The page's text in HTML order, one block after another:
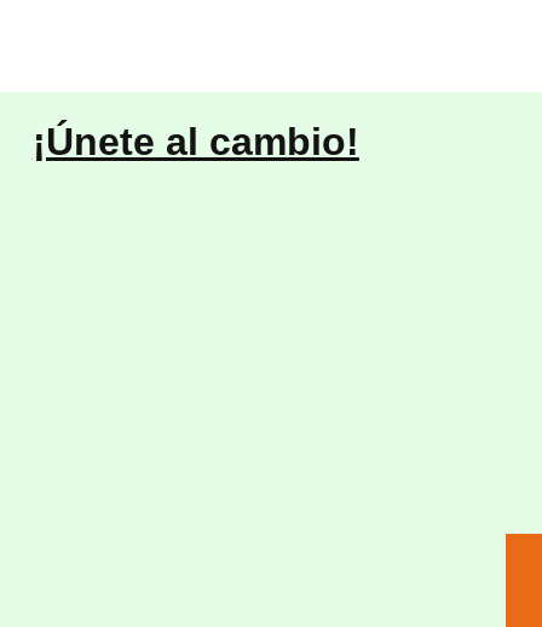
¡Únete al cambio!